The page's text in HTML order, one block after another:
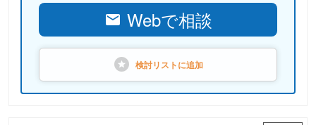
Webで相談
検討リストに追加